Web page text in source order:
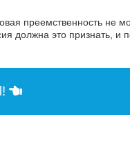
преемственность не
должна это признать, и